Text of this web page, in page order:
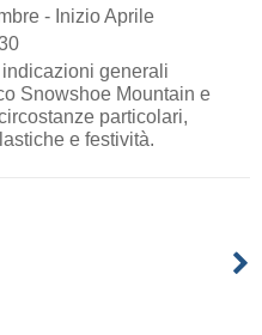
- Inizio Aprile
generali
Snowshoe Mountain e
particolari,
e festività.